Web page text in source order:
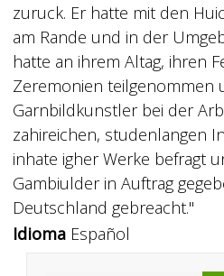
zuruck. Er hatte mit den
am Rande und in der
hatte an ihrem Altag, ihren
Zeremonien teilgenommen
Garnbildkunstler bei der
zahireichen, studenlangen
inhate igher Werke befragt
Gambiulder in Auftrag
Deutschland gebreacht."
IdiomaEspañol